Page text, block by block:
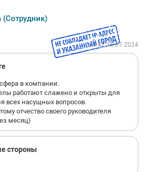
(Сотрудник)
15:42 15.07.2024
в компании.
работают слажено и открыты для
всех насущных вопросов.
отчество своего руководителя
месяц)
стороны